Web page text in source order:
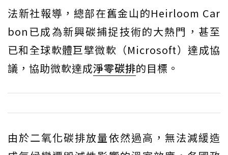
法新社報導，總部在舊金山的Heirloom Car
bon已成為新興碳捕捉技術的大熱門，甚至
已和全球軟體巨擘微軟（Microsoft）達成協
議，協助微軟達成淨零碳排的目標。
由於二氧化碳排放量依然過高，無法減緩造